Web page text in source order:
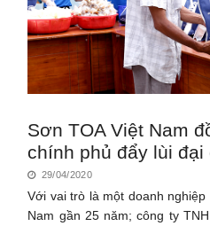
Sơn TOA Việt Nam
chính phủ đẩy lùi đại
29/04/2020
Với vai trò là một doanh
Nam gần 25 năm; công ty